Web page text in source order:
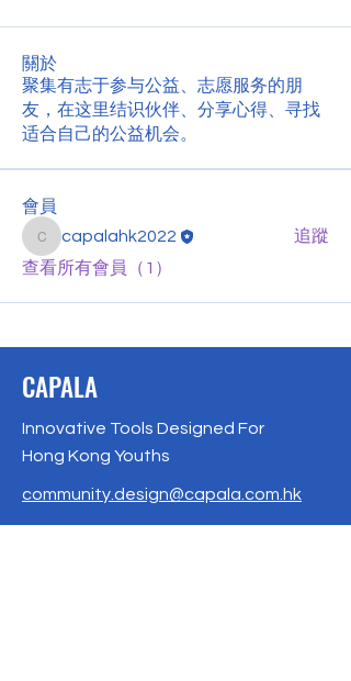
關於
聚集有志于参与公益、志愿服务的朋
友，在这里结识伙伴、分享心得、寻找
适合自己的公益机会。
會員
capalahk2022
capalahk2022
追蹤
查看所有會員（1）
CAPALA
Innovative Tools Designed For
Hong Kong Youths
community.design@capala.com.hk